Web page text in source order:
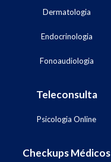
Dermatologia
Endocrinologia
Fonoaudiologia
Teleconsulta
Psicologia Online
Checkups Médicos